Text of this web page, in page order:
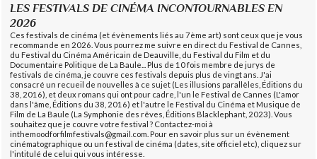
LES FESTIVALS DE CINÉMA INCONTOURNABLES EN
2026
Ces festivals de cinéma (et évènements liés au 7ème art) sont ceux que je vous
recommande en 2026. Vous pourrez me suivre en direct du Festival de Cannes,
du Festival du Cinéma Américain de Deauville, du Festival du Film et du
Documentaire Politique de La Baule... Plus de 10 fois membre de jurys de
festivals de cinéma, je couvre ces festivals depuis plus de vingt ans. J'ai
consacré un recueil de nouvelles à ce sujet (Les illusions parallèles, Éditions du
38, 2016), et deux romans qui ont pour cadre, l'un le Festival de Cannes (L'amor
dans l'âme, Éditions du 38, 2016) et l'autre le Festival du Cinéma et Musique de
Film de La Baule (La Symphonie des rêves, Éditions Blacklephant, 2023). Vous
souhaitez que je couvre votre festival ? Contactez-moi à
inthemoodforfilmfestivals@gmail.com. Pour en savoir plus sur un évènement
cinématographique ou un festival de cinéma (dates, site officiel etc), cliquez sur
l'intitulé de celui qui vous intéresse.